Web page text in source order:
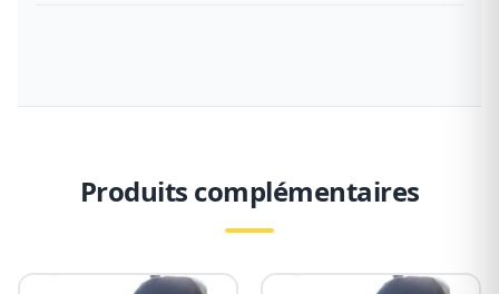
Produits complémentaires